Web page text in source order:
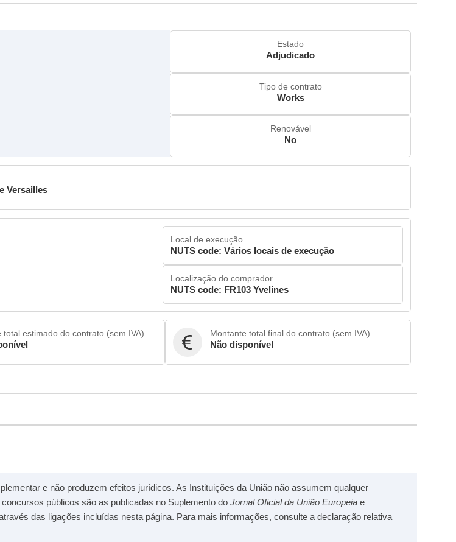
Estado
Adjudicado
Tipo de contrato
Works
Renovável
No
Versailles
Local de execução
NUTS code: Vários locais de execução
Localização do comprador
NUTS code: FR103 Yvelines
total estimado do contrato (sem IVA) Montante total final do contrato (sem IVA)
Não disponível
e não produzem efeitos jurídicos. As Instituições da União não assumem qualquer
públicos são as publicadas no Suplemento do Jornal Oficial da União Europeia e
das ligações incluídas nesta página. Para mais informações, consulte a declaração relativa